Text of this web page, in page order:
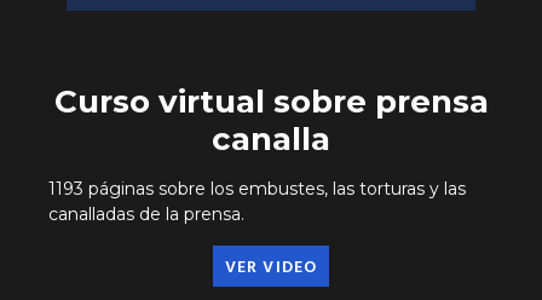
Curso virtual sobre prensa
canalla
1193 páginas sobre los embustes, las torturas y las
canalladas de la prensa.
VER VIDEO